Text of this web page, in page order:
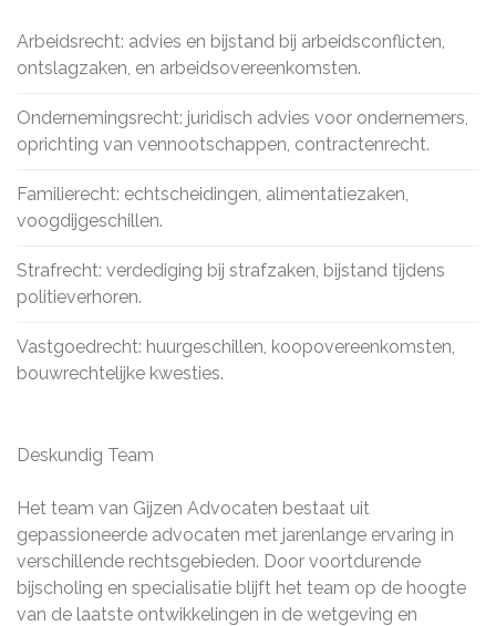
Arbeidsrecht: advies en bijstand bij arbeidsconflicten,
ontslagzaken, en arbeidsovereenkomsten.
Ondernemingsrecht: juridisch advies voor ondernemers,
oprichting van vennootschappen, contractenrecht.
Familierecht: echtscheidingen, alimentatiezaken,
voogdijgeschillen.
Strafrecht: verdediging bij strafzaken, bijstand tijdens
politieverhoren.
Vastgoedrecht: huurgeschillen, koopovereenkomsten,
bouwrechtelijke kwesties.
Deskundig Team
Het team van Gijzen Advocaten bestaat uit
gepassioneerde advocaten met jarenlange ervaring in
verschillende rechtsgebieden. Door voortdurende
bijscholing en specialisatie blijft het team op de hoogte
van de laatste ontwikkelingen in de wetgeving en